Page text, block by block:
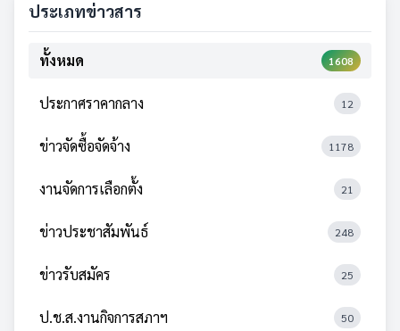
ประเภทข่าวสาร
ทั้งหมด 1608
ประกาศราคากลาง 12
ข่าวจัดซื้อจัดจ้าง 1178
งานจัดการเลือกตั้ง 21
ข่าวประชาสัมพันธ์ 248
ข่าวรับสมัคร 25
ป.ช.ส.งานกิจการสภาฯ 50